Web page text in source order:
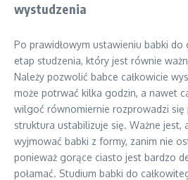
wystudzenia
Po prawidłowym ustawieniu babki do
etap studzenia, który jest równie
Należy pozwolić babce całkowicie
może potrwać kilka godzin, a nawet
wilgoć równomiernie rozprowadzi się
struktura ustabilizuje się. Ważne jest,
wyjmować babki z formy, zanim nie
ponieważ gorące ciasto jest bardzo
połamać. Studium babki do